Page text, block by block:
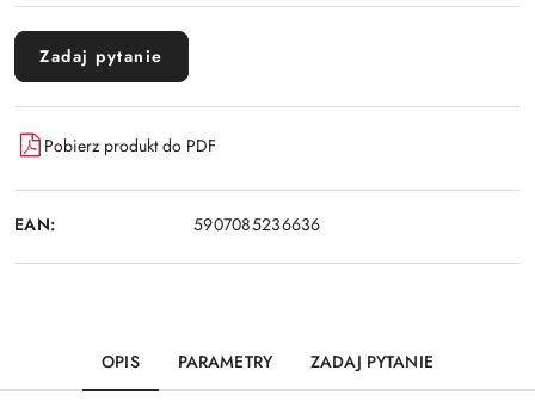
Zadaj pytanie
Pobierz produkt do PDF
EAN: 5907085236636
OPIS PARAMETRY ZADAJ PYTANIE